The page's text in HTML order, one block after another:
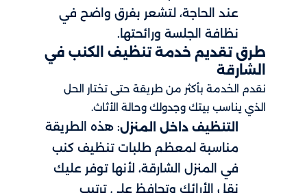
عند الحاجة، لتشعر بفرق واضح في
نظافة الجلسة ورائحتها.
طرق تقديم خدمة تنظيف الكنب في
الشارقة
نقدم الخدمة بأكثر من طريقة حتى تختار الحل
الذي يناسب بيتك وجدولك وحالة الأثاث.
التنظيف داخل المنزل: هذه الطريقة
مناسبة لمعظم طلبات تنظيف كنب
في المنزل الشارقة، لأنها توفر عليك
نقل الأرائك وتحافظ على ترتيب